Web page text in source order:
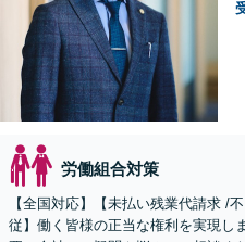
労働組合対策
【全国対応】【未払い残業代請求 /
従】働く皆様の正当な権利を実現し